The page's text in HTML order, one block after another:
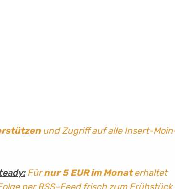
und Zugriff auf alle Insert-
Fürnur 5 EUR im Monaterhaltet